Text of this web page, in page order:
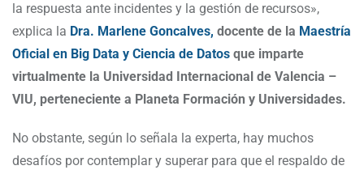
la respuesta ante incidentes y la gestión de recursos»,
explica la Dra. Marlene Goncalves, docente de la Maestría
Oficial en Big Data y Ciencia de Datos que imparte
virtualmente la Universidad Internacional de Valencia –
VIU, perteneciente a Planeta Formación y Universidades.
No obstante, según lo señala la experta, hay muchos
desafíos por contemplar y superar para que el respaldo de